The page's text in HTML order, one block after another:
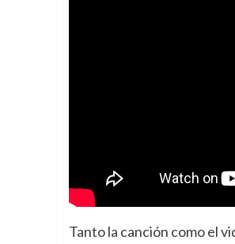
Tanto la canción como el